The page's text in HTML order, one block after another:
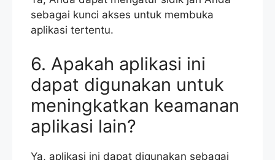
sebagai kunci akses untuk membuka
aplikasi tertentu.
6. Apakah aplikasi ini
dapat digunakan untuk
meningkatkan keamanan
aplikasi lain?
Ya, aplikasi ini dapat digunakan sebagai